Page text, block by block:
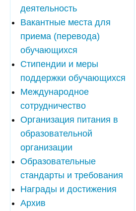
деятельность
Вакантные места для
приема (перевода)
обучающихся
Стипендии и меры
поддержки обучающихся
Международное
сотрудничество
Организация питания в
образовательной
организации
Образовательные
стандарты и требования
Награды и достижения
Архив